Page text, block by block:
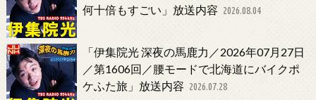
何十倍もすごい」放送内容 2026.08.04
「伊集院光 深夜の馬鹿力／2026年07月27日
／第1606回／腰モードで北海道にバイクポ
ケふた旅」放送内容 2026.07.28